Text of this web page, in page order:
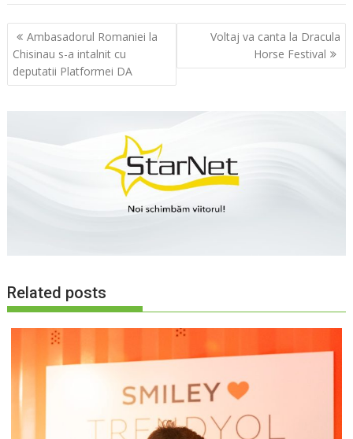
Navigare
în
articole
Ambasadorul Romaniei la
Chisinau s-a intalnit cu
deputatii Platformei DA
Voltaj va canta la Dracula
Horse Festival
Related posts